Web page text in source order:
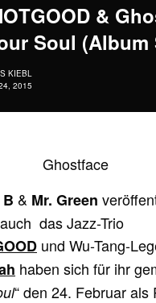
&
Soul (Album
KIEBL
2015
& Mr. Green
das Jazz-Trio
und Wu-Tang-
haben sich für ihr
“ den 24. Februar als